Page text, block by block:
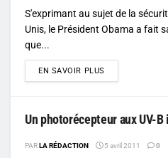
S'exprimant au sujet de la
Unis, le Président Obama a fait
que...
EN SAVOIR PLUS
Un photorécepteur aux UV-
PARLA RÉDACTION 5 avril 2011 0